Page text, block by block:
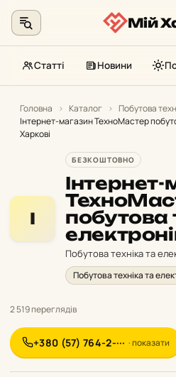
контенту
Мій
Статті Новини
Головна › Каталог › Побутова
Інтернет-магазин ТехноМастер
Харкові
І
БЕЗКОШТОВНО
побутова
Побутова техніка та
Побутова техніка та
2 519 переглядів
+380 (57) 764-2-··· · показати